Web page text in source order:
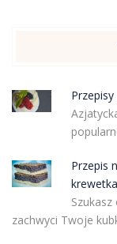
Przepis
zachwyci Twoje